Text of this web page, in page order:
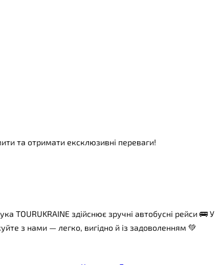
та отримати ексклюзивні переваги!
TOURUKRAINE здійснює зручні автобусні рейси 🚌 У
з нами — легко, вигідно й із задоволенням 💚